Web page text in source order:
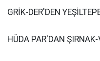
GRİK-DER'DEN
HÜDA PAR'DAN